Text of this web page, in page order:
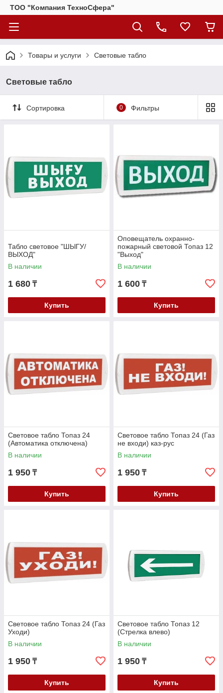
ТОО "Компания ТехноСфера"
Товары и услуги Световые табло
Световые табло
Сортировка 0 Фильтры
Табло световое "ШЫГУ/
ВЫХОД"
В наличии
1 680 ₸
Купить
Оповещатель охранно-
пожарный световой Топаз 12
"Выход"
В наличии
1 600 ₸
Купить
Световое табло Топаз 24
(Автоматика отключена)
В наличии
1 950 ₸
Купить
Световое табло Топаз 24 (Газ
не входи) каз-рус
В наличии
1 950 ₸
Купить
Световое табло Топаз 24 (Газ
Уходи)
В наличии
1 950 ₸
Купить
Световое табло Топаз 12
(Стрелка влево)
В наличии
1 950 ₸
Купить